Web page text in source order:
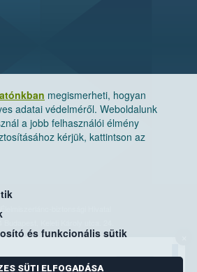
megismerheti, hogyan
adatai védelméről. Weboldalunk
a jobb felhasználói élmény
kérjük, kattintson az
és funkcionális sütik
SÜTI ELFOGADÁSA
biztonsági Hivatal
cím: 1525 Budapest. Pf. 30.